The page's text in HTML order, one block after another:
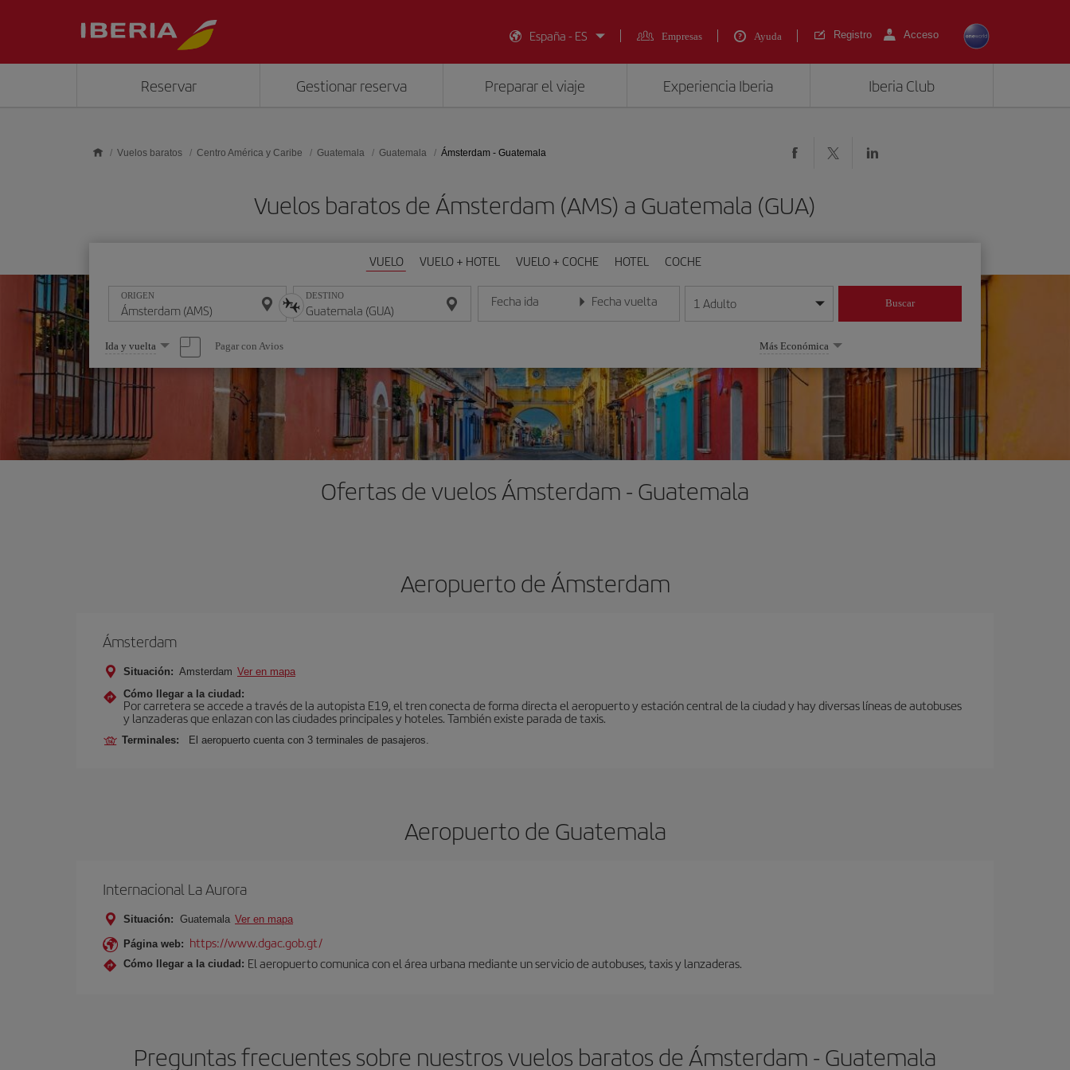
España - ES
Empresas Ayuda Registro Acceso
Reservar Gestionar reserva Preparar el viaje Experiencia Iberia Iberia Club
Vuelos baratos Centro América y Caribe Guatemala Guatemala Ámsterdam - Guatemala
Vuelos baratos de Ámsterdam (AMS) a Guatemala (GUA)
VUELO VUELO + HOTEL VUELO + COCHE HOTEL COCHE
ORIGEN DESTINO Fecha ida
Introduce la fecha en formato día/mes/año
Fecha vuelta
Introduce la fecha en formato día/mes/año
1 Adulto Buscar
Seleccione
una
opción
Ida y vuelta Pagar con Avios Más Económica
Ofertas de vuelos Ámsterdam - Guatemala
Aeropuerto de Ámsterdam
Ámsterdam
Situación: Amsterdam Ver en mapa
Cómo llegar a la ciudad:
Por carretera se accede a través de la autopista E19, el tren conecta de forma directa el aeropuerto y estación central de la ciudad y hay diversas líneas de autobuses
y lanzaderas que enlazan con las ciudades principales y hoteles. También existe parada de taxis.
Terminales: El aeropuerto cuenta con 3 terminales de pasajeros.
Aeropuerto de Guatemala
Internacional La Aurora
Situación: Guatemala Ver en mapa
Página web: https://www.dgac.gob.gt/
Cómo llegar a la ciudad: El aeropuerto comunica con el área urbana mediante un servicio de autobuses, taxis y lanzaderas.
Preguntas frecuentes sobre nuestros vuelos baratos de Ámsterdam - Guatemala